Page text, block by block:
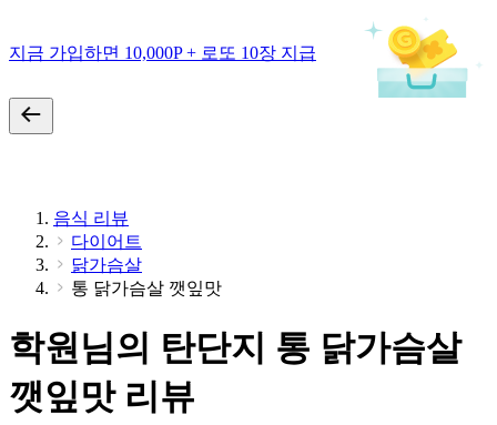
지금 가입하면 10,000P + 로또 10장 지급
음식 리뷰
다이어트
닭가슴살
통 닭가슴살 깻잎맛
학원님의 탄단지 통 닭가슴살
깻잎맛 리뷰